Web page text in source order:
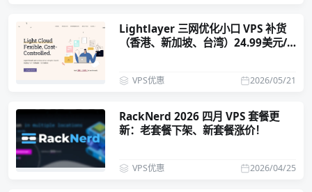
Lightlayer 三网优化小口 VPS 补货
（香港、新加坡、台湾）24.99美元/
2026/05/21
VPS优惠
RackNerd 2026 四月 VPS 套餐更
新：老套餐下架、新套餐涨价！
2026/04/25
VPS优惠